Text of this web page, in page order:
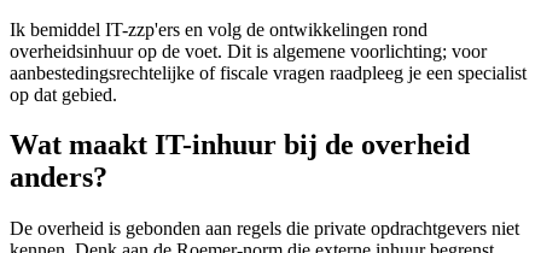
Ik bemiddel IT-zzp'ers en volg de ontwikkelingen rond
overheidsinhuur op de voet. Dit is algemene voorlichting; voor
aanbestedingsrechtelijke of fiscale vragen raadpleeg je een specialist
op dat gebied.
Wat maakt IT-inhuur bij de overheid
anders?
De overheid is gebonden aan regels die private opdrachtgevers niet